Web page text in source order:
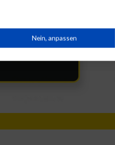
Nein, anpassen